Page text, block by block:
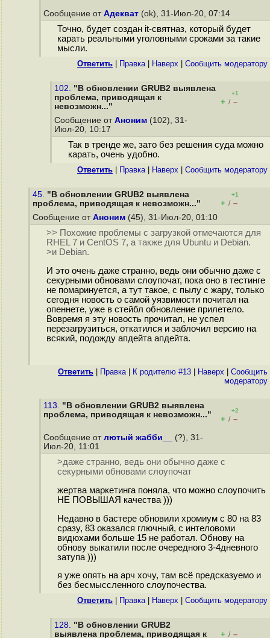
Сообщение от Адекват (ok), 31-Июл-20, 07:14
Точно, будет создан it-святназ, который будет
карать реальными уголовными сроками за такие
мысли.
Ответить Правка| Наверх Cообщить модератору
102. "В обновлении GRUB2 выявлена
проблема, приводящая к
невозможн..."
+1
+ / –
Сообщение от Аноним (102), 31-
Июл-20, 10:17
Так в тренде же, зато без решения суда можно
карать, очень удобно.
Ответить Правка| Наверх Cообщить модератору
45. "В обновлении GRUB2 выявлена
проблема, приводящая к невозможн..."
+1
+ / –
Сообщение от Аноним (45), 31-Июл-20, 01:10
>> Похожие проблемы с загрузкой отмечаются для
RHEL 7 и CentOS 7, а также для Ubuntu и Debian.
>и Debian.
И это очень даже странно, ведь они обычно даже с
секурными обновами слоупочат, пока оно в тестинге
не помаринуется, а тут такое, с пылу с жару, только
сегодня новость о самой уязвимости почитал на
опеннете, уже в стейбл обновление прилетело.
Вовремя я эту новость прочитал, не успел
перезагрузиться, откатился и заблочил версию на
всякий, подожду апдейта апдейта.
Ответить Правка| К родителю #13 Наверх
Cообщить
модератору
113. "В обновлении GRUB2 выявлена
проблема, приводящая к невозможн..."
+2
+ / –
Сообщение от лютый жабби__
(?), 31-
Июл-20, 11:01
>даже странно, ведь они обычно даже с
секурными обновами слоупочат
жертва маркетинга поняла, что можно слоупочить
НЕ ПОВЫШАЯ качества )))
Недавно в бастере обновили хромиум с 80 на 83
сразу, 83 оказался глючный, с интеловоми
видюхами больше 15 не работал. Обнову на
обнову выкатили после очередного 3-4дневного
затупа )))
я уже опять на арч хочу, там всё предсказуемо и
без бесмыссленного слоупочества.
Ответить Правка| Наверх Cообщить модератору
128. "В обновлении GRUB2
выявлена проблема, приводящая к
+ / –